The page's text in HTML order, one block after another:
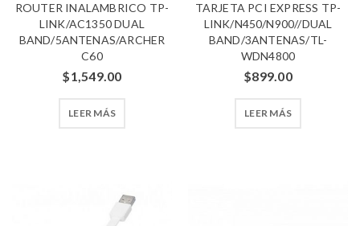
ROUTER INALAMBRICO TP-
LINK/AC1350 DUAL
BAND/5ANTENAS/ARCHER
C60
$1,549.00
LEER MÁS
TARJETA PCI EXPRESS TP-
LINK/N450/N900//DUAL
BAND/3ANTENAS/TL-
WDN4800
$899.00
LEER MÁS